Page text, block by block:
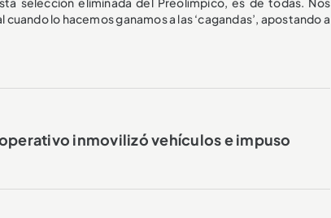
lo hacemos ganamos a las ‘cagandas’, apostando a
inmovilizó vehículos e impuso